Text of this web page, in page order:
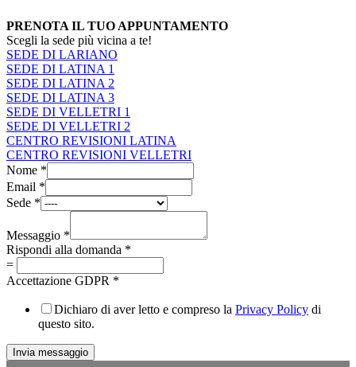
PRENOTA IL TUO APPUNTAMENTO
Scegli la sede più vicina a te!
SEDE DI LARIANO
SEDE DI LATINA 1
SEDE DI LATINA 2
SEDE DI LATINA 3
SEDE DI VELLETRI 1
SEDE DI VELLETRI 2
CENTRO REVISIONI LATINA
CENTRO REVISIONI VELLETRI
Nome *
Email *
Sede *
Messaggio *
Rispondi alla domanda *
=
Accettazione GDPR *
Dichiaro di aver letto e compreso la Privacy Policy di
questo sito.
Invia messaggio